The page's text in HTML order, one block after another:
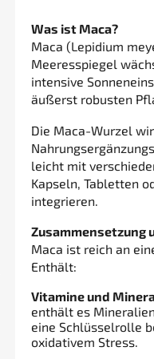
Was ist Maca?
Maca (Lepidium
Meeresspiegel
intensive
äußerst robusten
Die Maca-Wurzel
leicht mit
Kapseln, Tabletten
integrieren.
Zusammensetzung
Maca ist reich an
Enthält:
Vitamine und
enthält es
eine Schlüsselrolle
oxidativem Stress.